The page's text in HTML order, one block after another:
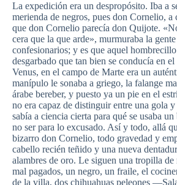
La expedición era un despropósito. Iba a
merienda de negros, pues don Cornelio, a
que don Cornelio parecía don Quijote.
cera que la que arde», murmuraba la
confesionarios; y es que aquel
desgarbado que tan bien se conducía en
Venus, en el campo de Marte era un
manípulo le sonaba a griego, la falange
árabe bereber, y puesto ya un pie en el
no era capaz de distinguir entre una gola
sabía a ciencia cierta para qué se usaba un
no ser para lo excusado. Así y todo, allá
bizarro don Cornelio, todo gravedad y
cabello recién teñido y una nueva
alambres de oro. Le siguen una tropilla de
mal pagados, un negro, un fraile, el
de la villa, dos chihuahuas peleones